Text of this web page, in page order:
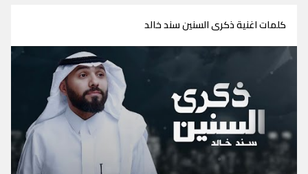
كلمات اغنية ذكرى السنين سند خالد